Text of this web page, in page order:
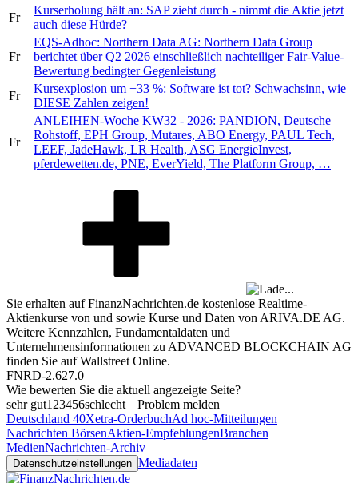
Fr
Kurserholung hält an: SAP zieht durch - nimmt die Aktie jetzt
auch diese Hürde?
Fr
EQS-Adhoc: Northern Data AG: Northern Data Group
berichtet über Q2 2026 einschließlich nachteiliger Fair-Value-
Bewertung bedingter Gegenleistung
Fr
Kursexplosion um +33 %: Software ist tot? Schwachsinn, wie
DIESE Zahlen zeigen!
Fr
ANLEIHEN-Woche KW32 - 2026: PANDION, Deutsche
Rohstoff, EPH Group, Mutares, ABO Energy, PAUL Tech,
LEEF, JadeHawk, LR Health, ASG EnergieInvest,
pferdewetten.de, PNE, EverYield, The Platform Group, …
Sie erhalten auf FinanzNachrichten.de kostenlose Realtime-
Aktienkurse von und sowie Kurse und Daten von ARIVA.DE AG.
Weitere Kennzahlen, Fundamentaldaten und
Unternehmensinformationen zu ADVANCED BLOCKCHAIN AG
finden Sie aufWallstreet Online.
FNRD-2.627.0
Wie bewerten Sie die aktuell angezeigte Seite?
sehr gut1 23456schlecht
Problem melden
Deutschland 40Xetra-OrderbuchAd hoc-Mitteilungen
Nachrichten BörsenAktien-EmpfehlungenBranchen
MedienNachrichten-Archiv
Datenschutzeinstellungen Mediadaten